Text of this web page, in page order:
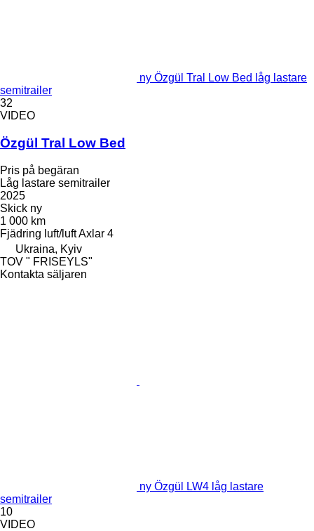
ny Özgül Tral Low Bed låg lastare
semitrailer
32
VIDEO
Özgül Tral Low Bed
Pris på begäran
Låg lastare semitrailer
2025
Skick ny
1 000 km
Fjädring luft/luftAxlar 4
Ukraina, Kyiv
TOV " FRISEYLS"
Kontakta säljaren
ny Özgül LW4 låg lastare
semitrailer
10
VIDEO